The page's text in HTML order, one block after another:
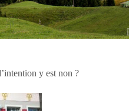
y est non ?